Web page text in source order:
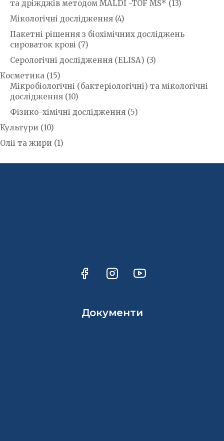
та дріжджів методом MALDI -TOF MS* (13)
Мікологічні дослідження (4)
Пакетні рішення з біохімічних досліджень
сироваток крові (7)
Серологічні дослідження (ELISA) (3)
Косметика (15)
Мікробіологічні (бактеріологічні) та мікологічні
дослідження (10)
Фізико-хімічні дослідження (5)
Культури (10)
Оліі та жири (1)
Документи